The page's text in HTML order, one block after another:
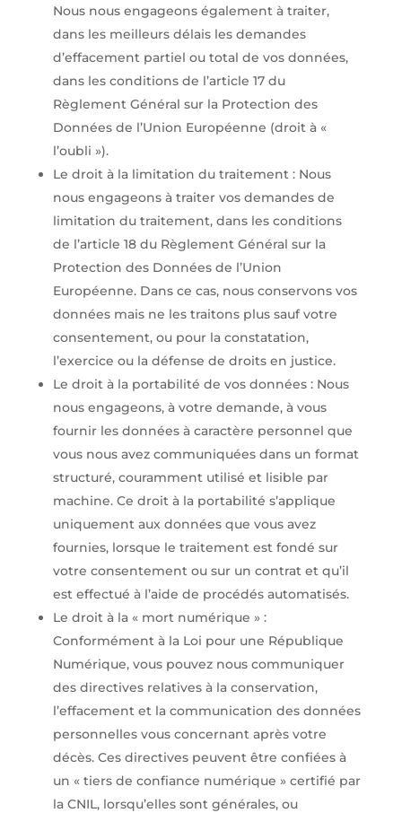
Nous nous engageons également à traiter,
dans les meilleurs délais les demandes
d’effacement partiel ou total de vos données,
dans les conditions de l’article 17 du
Règlement Général sur la Protection des
Données de l’Union Européenne (droit à «
l’oubli »).
Le droit à la limitation du traitement : Nous
nous engageons à traiter vos demandes de
limitation du traitement, dans les conditions
de l’article 18 du Règlement Général sur la
Protection des Données de l’Union
Européenne. Dans ce cas, nous conservons vos
données mais ne les traitons plus sauf votre
consentement, ou pour la constatation,
l’exercice ou la défense de droits en justice.
Le droit à la portabilité de vos données : Nous
nous engageons, à votre demande, à vous
fournir les données à caractère personnel que
vous nous avez communiquées dans un format
structuré, couramment utilisé et lisible par
machine. Ce droit à la portabilité s’applique
uniquement aux données que vous avez
fournies, lorsque le traitement est fondé sur
votre consentement ou sur un contrat et qu’il
est effectué à l’aide de procédés automatisés.
Le droit à la « mort numérique » :
Conformément à la Loi pour une République
Numérique, vous pouvez nous communiquer
des directives relatives à la conservation,
l’effacement et la communication des données
personnelles vous concernant après votre
décès. Ces directives peuvent être confiées à
un « tiers de confiance numérique » certifié par
la CNIL, lorsqu’elles sont générales, ou